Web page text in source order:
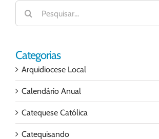
Buscar
resultados
para:
Categorias
Arquidiocese Local
Calendário Anual
Catequese Católica
Catequisando